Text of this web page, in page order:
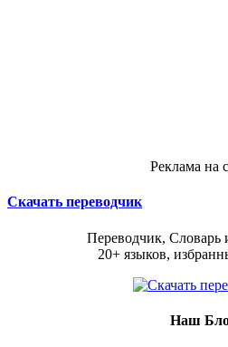
Реклама на
Скачать переводчик
Переводчик, Словарь
20+ языков,
Наш